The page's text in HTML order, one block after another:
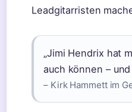
Leadgitarristen
„Jimi Hendrix hat
auch können –
– Kirk Hammett im